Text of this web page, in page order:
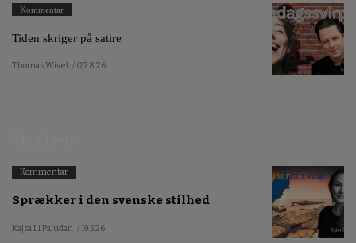
Kommentar
Tiden skriger på satire
Thomas Wivel / 07.8.26
Kommentar
Sprækker i den svenske stilhed
Kajsa Li Paludan / 19.5.26